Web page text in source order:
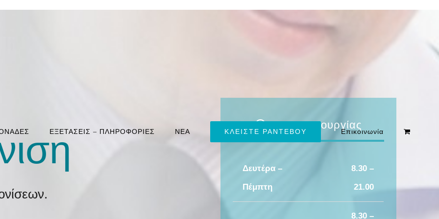
ΕΞΕΤΑΣΕΙΣ – ΠΛΗΡΟΦΟΡΙΕΣ ΝΕΑ ΚΛΕΙΣΤΕ ΡΑΝΤΕΒΟΥ Επικοινωνία
Ώρες Λειτουργίας
Δευτέρα –
Πέμπτη
8.30 –
21.00
8.30 –